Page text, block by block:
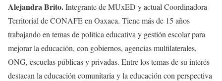
Alejandra Brito.Integrante de MUxED y actual Coordinadora
Territorial de CONAFE en Oaxaca. Tiene más de 15 años
trabajando en temas de política educativa y gestión escolar para
mejorar la educación, con gobiernos, agencias multilaterales,
ONG, escuelas públicas y privadas. Entre los temas de su interés
destacan la educación comunitaria y la educación con perspectiva